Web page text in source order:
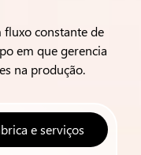
constante de
em que gerencia
na produção.
e serviços